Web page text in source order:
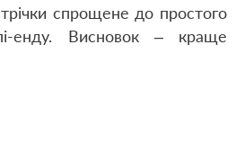
спрощене до простого
енду. Висновок – краще